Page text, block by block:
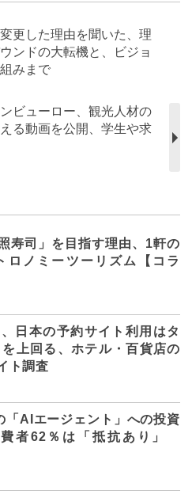
更した理由を聞いた、理
ンドの大転機と、ビジョ
みまで
ビューロー、観光人材の
る動画を公開、学生や求
寿司」を目指す理由、1軒の
ロノミーツーリズム【コラ
日本の予約サイト利用はタ
上回る、ホテル・百貨店の
ト調査
「AIエージェント」への投資
者62％は「抵抗あり」